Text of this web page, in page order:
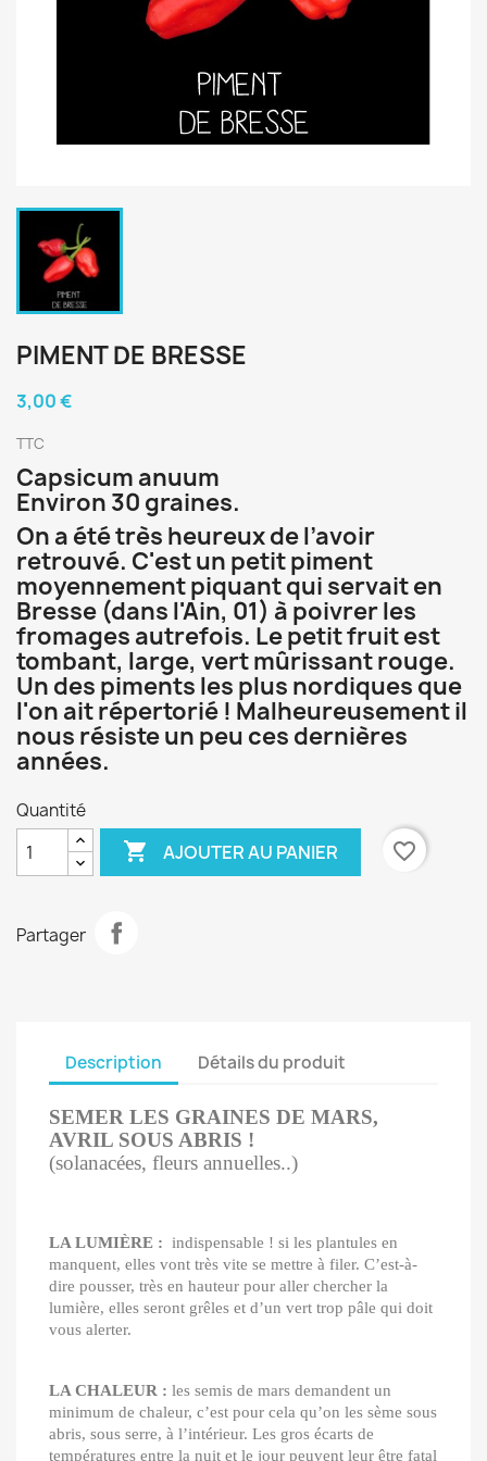
PIMENT DE BRESSE
3,00 €
TTC
Capsicum anuum
Environ 30 graines.
On a été très heureux de l’avoir
retrouvé. C'est un petit piment
moyennement piquant qui servait en
Bresse (dans l'Ain, 01) à poivrer les
fromages autrefois. Le petit fruit est
tombant, large, vert mûrissant rouge.
Un des piments les plus nordiques que
l'on ait répertorié ! Malheureusement il
nous résiste un peu ces dernières
années.
Quantité
 AJOUTER AU PANIER favorite_border
Partager
Description Détails du produit
SEMER LES GRAINES DE MARS,
AVRIL SOUS ABRIS !
(solanacées, fleurs annuelles..)
LA LUMIÈRE : indispensable ! si les plantules en
manquent, elles vont très vite se mettre à filer. C’est-à-
dire pousser, très en hauteur pour aller chercher la
lumière, elles seront grêles et d’un vert trop pâle qui doit
vous alerter.
LA CHALEUR : les semis de mars demandent un
minimum de chaleur, c’est pour cela qu’on les sème sous
abris, sous serre, à l’intérieur. Les gros écarts de
températures entre la nuit et le jour peuvent leur être fatal